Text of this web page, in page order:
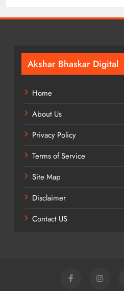
Akshar Bhaskar Digital
Home
About Us
Privacy Policy
Terms of Service
Site Map
Disclaimer
Contact US